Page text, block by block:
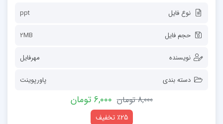
نوع فایل ppt
حجم فایل 2MB
نویسنده مهرفایل
دسته بندی پاورپوینت
8,000 تومان 6,000 تومان
٪25 تخفیف